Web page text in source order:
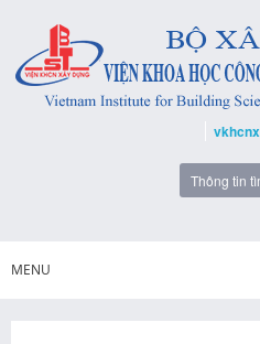
MENU